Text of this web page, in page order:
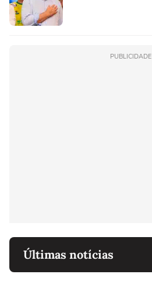
PUBLICIDADE
Últimas notícias